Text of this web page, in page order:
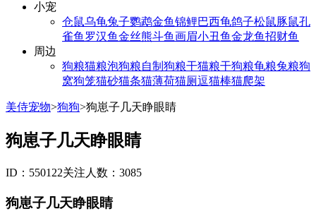
小宠
仓鼠乌龟兔子鹦鹉金鱼锦鲤巴西龟鸽子松鼠豚鼠孔
雀鱼 罗汉鱼金丝熊斗鱼画眉小丑鱼金龙鱼招财鱼
周边
狗粮猫粮泡狗粮自制狗粮干猫粮干狗粮龟粮兔粮狗
窝狗笼猫砂猫条猫薄荷猫厕逗猫棒猫爬架
美侍宠物>狗狗>狗崽子几天睁眼睛
狗崽子几天睁眼睛
ID：550122关注人数：3085
狗崽子几天睁眼睛